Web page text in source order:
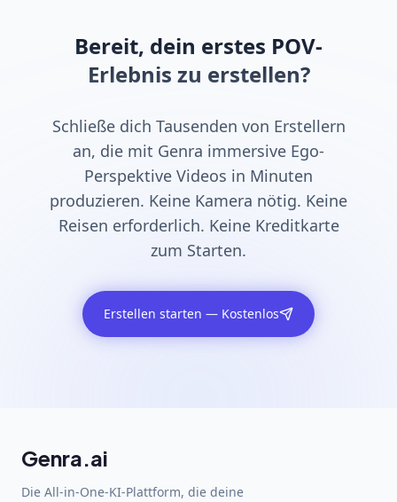
Bereit, dein erstes POV-
Erlebnis zu erstellen?
Schließe dich Tausenden von Erstellern
an, die mit Genra immersive Ego-
Perspektive Videos in Minuten
produzieren. Keine Kamera nötig. Keine
Reisen erforderlich. Keine Kreditkarte
zum Starten.
Erstellen starten — Kostenlos
Genra.ai
Die All-in-One-KI-Plattform, die deine